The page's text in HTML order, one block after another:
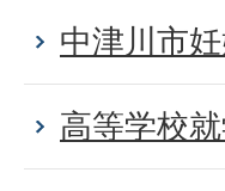
中津川市
高等学校